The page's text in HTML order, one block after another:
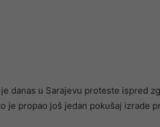
danas u Sarajevu proteste ispred
je propao još jedan pokušaj izrade